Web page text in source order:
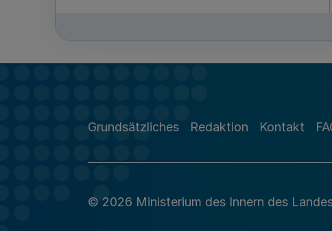
Grundsätzliches Redaktion Kontakt
© 2026 Ministerium des Innern des